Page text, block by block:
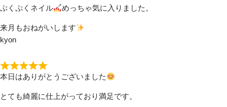
ぷくぷくネイル めっちゃ気に入りました。
来月もおねがいします
kyon
本日はありがとうございました
とても綺麗に仕上がっており満足です。